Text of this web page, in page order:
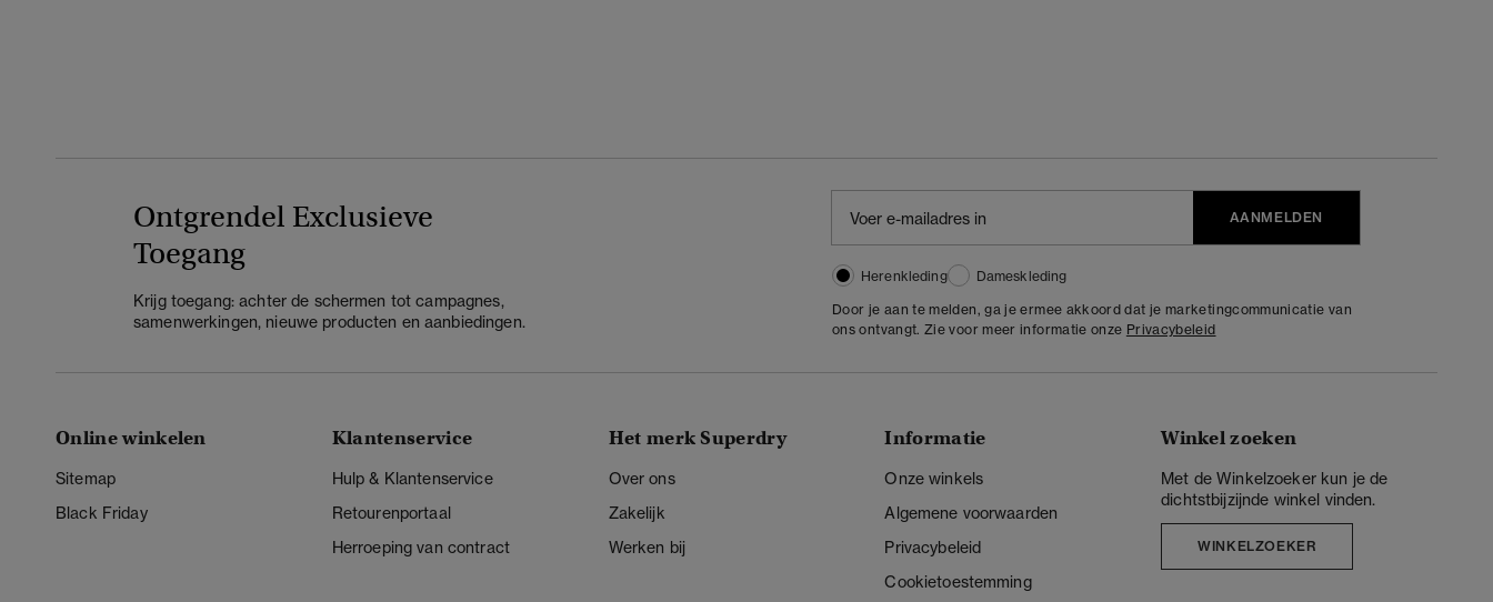
Ontgrendel Exclusieve
Toegang
Krijg toegang: achter de schermen tot campagnes,
samenwerkingen, nieuwe producten en aanbiedingen.
AANMELDEN
Herenkleding
Dameskleding
Door je aan te melden, ga je ermee akkoord dat je marketingcommunicatie van
ons ontvangt. Zie voor meer informatie onze Privacybeleid
Online winkelen
Sitemap
Black Friday
Klantenservice
Hulp & Klantenservice
Retourenportaal
Herroeping van contract
Het merk Superdry
Over ons
Zakelijk
Werken bij
Informatie
Onze winkels
Algemene voorwaarden
Privacybeleid
Cookietoestemming
Winkel zoeken
Met de Winkelzoeker kun je de
dichtstbijzijnde winkel vinden.
WINKELZOEKER